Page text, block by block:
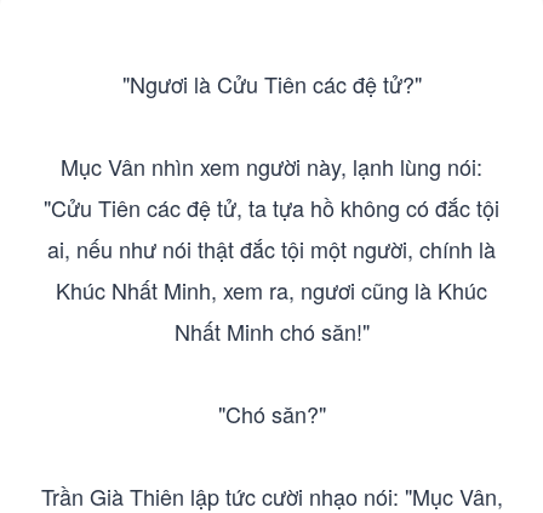
"Ngươi là Cửu Tiên các đệ tử?"
Mục Vân nhìn xem người này, lạnh lùng nói:
"Cửu Tiên các đệ tử, ta tựa hồ không có đắc tội
ai, nếu như nói thật đắc tội một người, chính là
Khúc Nhất Minh, xem ra, ngươi cũng là Khúc
Nhất Minh chó săn!"
"Chó săn?"
Trần Già Thiên lập tức cười nhạo nói: "Mục Vân,